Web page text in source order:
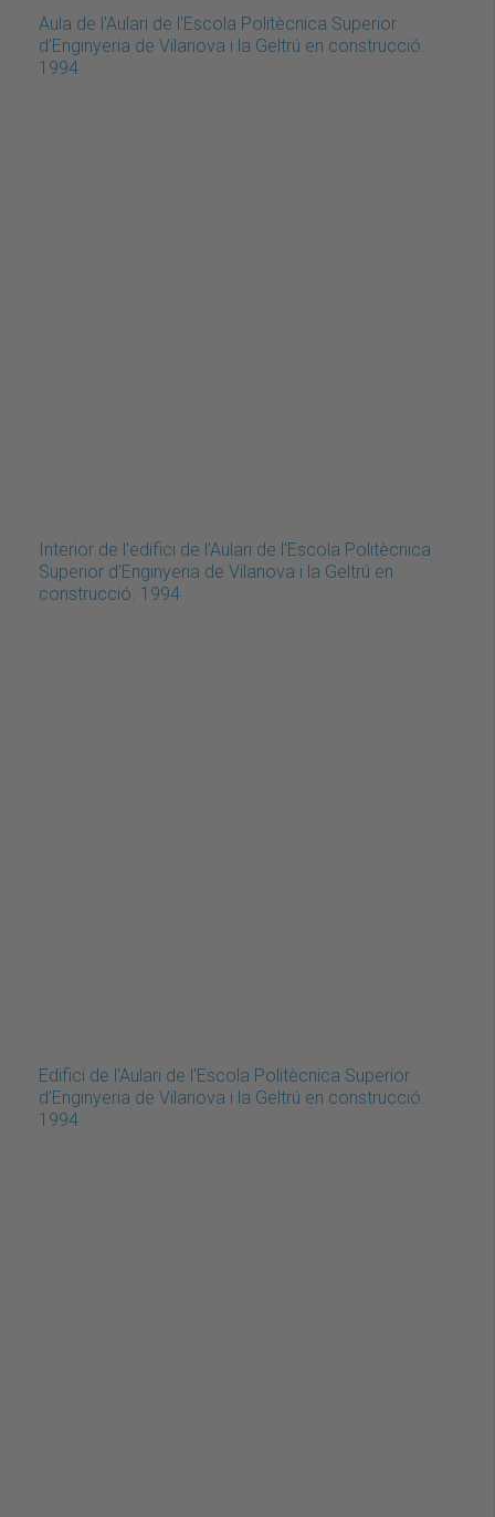
Aula de l'Aulari de l'Escola Politècnica Superior
d'Enginyeria de Vilanova i la Geltrú en construcció.
1994
Interior de l'edifici de l'Aulari de l'Escola Politècnica
Superior d'Enginyeria de Vilanova i la Geltrú en
construcció. 1994
Edifici de l'Aulari de l'Escola Politècnica Superior
d'Enginyeria de Vilanova i la Geltrú en construcció.
1994